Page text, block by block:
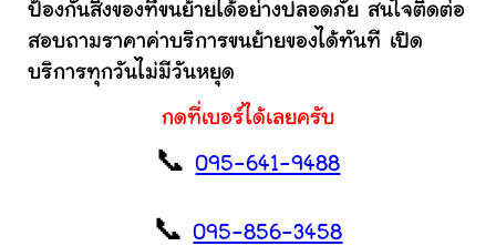
ป้องกันสิ่งของที่ขนย้ายได้อย่างปลอดภัย สนใจติดต่อ
สอบถามราคาค่าบริการขนย้ายของได้ทันที เปิด
บริการทุกวันไม่มีวันหยุด
กดที่เบอร์ได้เลยครับ
📞095-641-9488
📞095-856-3458